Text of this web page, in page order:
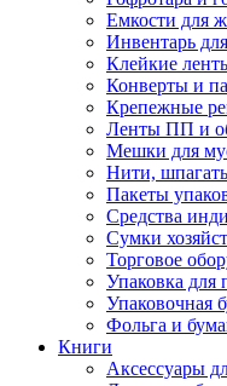
Емкости для
Инвентарь
Клейкие
Конверты и
Крепежные
Ленты ПП и
Мешки для
Нити,
Пакеты
Средства
Сумки
Торговое
Упаковка для
Упаковочная
Фольга и
Книги
Аксессуары